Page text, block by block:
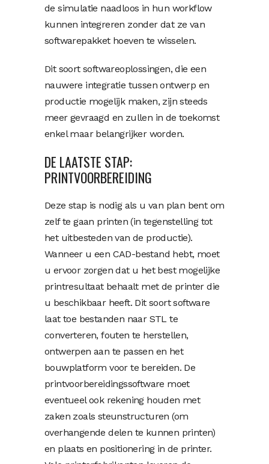
de simulatie naadloos in hun workflow
kunnen integreren zonder dat ze van
softwarepakket hoeven te wisselen.
Dit soort softwareoplossingen, die een
nauwere integratie tussen ontwerp en
productie mogelijk maken, zijn steeds
meer gevraagd en zullen in de toekomst
enkel maar belangrijker worden.
DE LAATSTE STAP:
PRINTVOORBEREIDING
Deze stap is nodig als u van plan bent om
zelf te gaan printen (in tegenstelling tot
het uitbesteden van de productie).
Wanneer u een CAD-bestand hebt, moet
u ervoor zorgen dat u het best mogelijke
printresultaat behaalt met de printer die
u beschikbaar heeft. Dit soort software
laat toe bestanden naar STL te
converteren, fouten te herstellen,
ontwerpen aan te passen en het
bouwplatform voor te bereiden. De
printvoorbereidingssoftware moet
eventueel ook rekening houden met
zaken zoals steunstructuren (om
overhangende delen te kunnen printen)
en plaats en positionering in de printer.